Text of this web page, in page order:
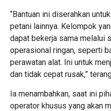
“Bantuan ini diserahkan
petani lainnya. Kelompok
dapat bekerja sama melalui
operasional ringan, seperti
perawatan alat. Ini untuk
dan tidak cepat rusak,”
Ia menambahkan, saat ini
operator khusus yang akan